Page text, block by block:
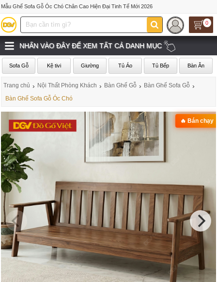
Mẫu Ghế Sofa Gỗ Óc Chó Chân Cao Hiện Đại Tinh Tế Mới 2026
0
NHẤN VÀO ĐÂY ĐỂ XEM TẤT CẢ DANH MỤC
Sofa Gỗ Kệ tivi Giường Tủ Áo Tủ Bếp Bàn Ăn
Trang chủ › Nội Thất Phòng Khách › Bàn Ghế Gỗ › Bàn Ghế Sofa Gỗ ›
Bàn Ghế Sofa Gỗ Óc Chó
🔥 Bán chạy